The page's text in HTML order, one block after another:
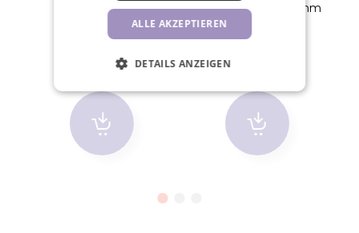
BLACK
21,50 €
Schaumpflaster 25mm
5,70 €
ALLE AKZEPTIEREN
DETAILS ANZEIGEN